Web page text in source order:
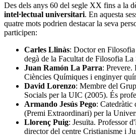
Des dels anys 60 del segle XX fins a la
intel·lectual universitari. En aquesta
quatre mots podrien destacar la seva
participen:
Carles Llinàs: Doctor en
degà de la Facultat de Filosofia
Juan Ramón La Parra: Prevere.
Ciències Químiques i enginyer
David Lorenzo: Membre del
Socials per la UIC (2005). És
Armando Jesús Pego: Catedràtic
(Premi Extraordinari) per la
Llorenç Puig: Jesuïta. Professor
director del centre Cristianisme i